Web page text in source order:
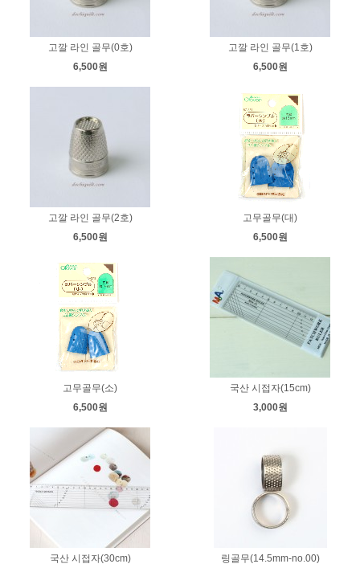
고깔 라인 골무(0호)
6,500원
고깔 라인 골무(1호)
6,500원
고깔 라인 골무(2호)
6,500원
고무골무(대)
6,500원
고무골무(소)
6,500원
국산 시접자(15cm)
3,000원
국산 시접자(30cm)
링골무(14.5mm-no.00)